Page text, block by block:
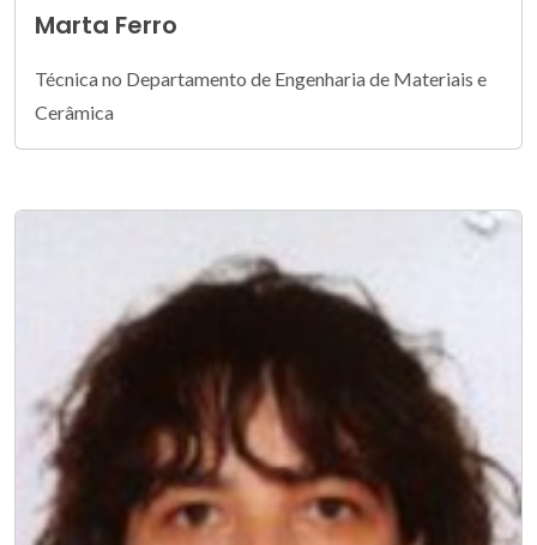
Marta Ferro
Técnica no Departamento de Engenharia de Materiais e
Cerâmica